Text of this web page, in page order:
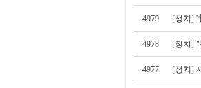
4979 [정치] '
4978 [정치] "
4977 [정치]